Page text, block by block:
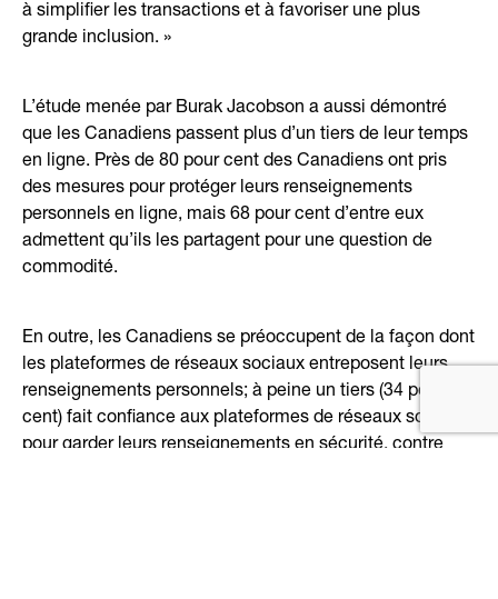
à simplifier les transactions et à favoriser une plus
grande inclusion. »
L’étude menée par Burak Jacobson a aussi démontré
que les Canadiens passent plus d’un tiers de leur temps
en ligne. Près de 80 pour cent des Canadiens ont pris
des mesures pour protéger leurs renseignements
personnels en ligne, mais 68 pour cent d’entre eux
admettent qu’ils les partagent pour une question de
commodité.
En outre, les Canadiens se préoccupent de la façon dont
les plateformes de réseaux sociaux entreposent leurs
renseignements personnels; à peine un tiers (34 pour
cent) fait confiance aux plateformes de réseaux sociaux
pour garder leurs renseignements en sécurité, contre